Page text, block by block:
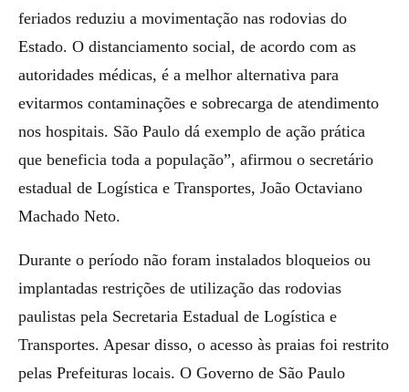
feriados reduziu a movimentação nas rodovias do
Estado. O distanciamento social, de acordo com as
autoridades médicas, é a melhor alternativa para
evitarmos contaminações e sobrecarga de atendimento
nos hospitais. São Paulo dá exemplo de ação prática
que beneficia toda a população”, afirmou o secretário
estadual de Logística e Transportes, João Octaviano
Machado Neto.
Durante o período não foram instalados bloqueios ou
implantadas restrições de utilização das rodovias
paulistas pela Secretaria Estadual de Logística e
Transportes. Apesar disso, o acesso às praias foi restrito
pelas Prefeituras locais. O Governo de São Paulo